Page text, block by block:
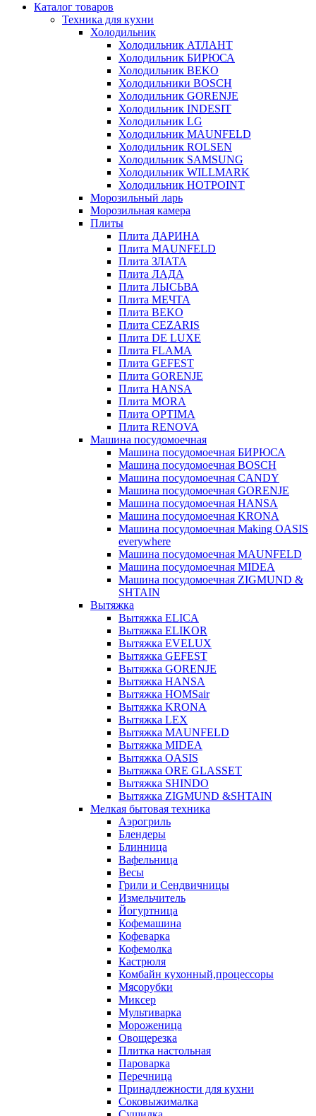
Каталог товаров
Техника для кухни
Холодильник
Холодильник АТЛАНТ
Холодильник БИРЮСА
Холодильник BEKO
Холодильники BOSCH
Холодильник GORENJE
Холодильник INDESIT
Холодильник LG
Холодильник MAUNFELD
Холодильник ROLSEN
Холодильник SAMSUNG
Холодильник WILLMARK
Холодильник HOTPOINT
Морозильный ларь
Морозильная камера
Плиты
Плита ДАРИНА
Плита MAUNFELD
Плита ЗЛАТА
Плита ЛАДА
Плита ЛЫСЬВА
Плита МЕЧТА
Плита BEKO
Плита CEZARIS
Плита DE LUXE
Плита FLAMA
Плита GEFEST
Плита GORENJE
Плита HANSA
Плита MORA
Плита OPTIMA
Плита RENOVA
Машина посудомоечная
Машина посудомоечная БИРЮСА
Машина посудомоечная BOSCH
Машина посудомоечная CANDY
Машина посудомоечная GORENJE
Машина посудомоечная HANSA
Машина посудомоечная KRONA
Машина посудомоечная Making OASIS
everywhere
Машина посудомоечная MAUNFELD
Машина посудомоечная MIDEA
Машина посудомоечная ZIGMUND &
SHTAIN
Вытяжка
Вытяжка ELICA
Вытяжка ELIKOR
Вытяжка EVELUX
Вытяжка GEFEST
Вытяжка GORENJE
Вытяжка HANSA
Вытяжка HOMSair
Вытяжка KRONA
Вытяжка LEX
Вытяжка MAUNFELD
Вытяжка MIDEA
Вытяжка OASIS
Вытяжка ORE GLASSET
Вытяжка SHINDO
Вытяжка ZIGMUND &SHTAIN
Мелкая бытовая техника
Аэрогриль
Блендеры
Блинница
Вафельница
Весы
Грили и Сендвичницы
Измельчитель
Йогуртница
Кофемашина
Кофеварка
Кофемолка
Кастрюля
Комбайн кухонный,процессоры
Мясорубки
Миксер
Мультиварка
Мороженица
Овощерезка
Плитка настольная
Пароварка
Перечница
Принадлежности для кухни
Соковыжималка